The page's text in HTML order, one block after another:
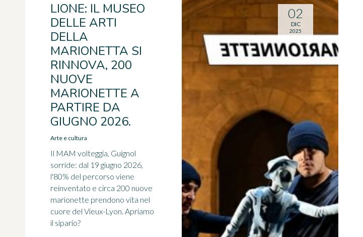
LIONE: IL MUSEO
DELLE ARTI
DELLA
MARIONETTA SI
RINNOVA, 200
NUOVE
MARIONETTE A
PARTIRE DA
GIUGNO 2026.
Arte e cultura
Il MAM volteggia, Guignol
sorride: dal 19 giugno 2026,
l'80% del percorso viene
reinventato e circa 200 nuove
marionette prendono vita nel
cuore del Vieux-Lyon. Apriamo
il sipario?
02
DIC
2025